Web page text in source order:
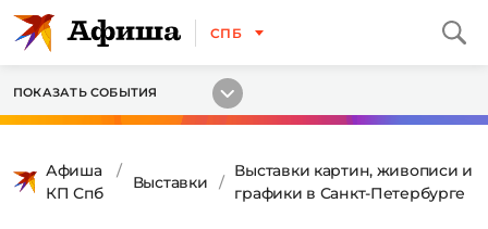
СПБ
ПОКАЗАТЬ СОБЫТИЯ
Афиша
КП Спб
Выставки
Выставки картин, живописи и
графики в Санкт-Петербурге